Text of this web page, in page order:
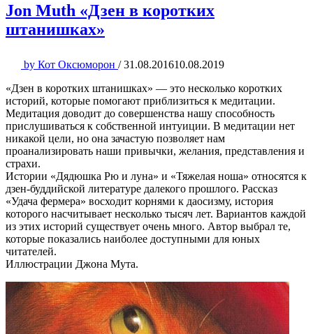
Jon Muth «Дзен в коротких
штанишках»
by Кот Оксюморон / 31.08.201610.08.2019
«Дзен в коротких штанишках» — это несколько коротких
историй, которые помогают приблизиться к медитации.
Медитация доводит до совершенства нашу способность
прислушиваться к собственной интуиции. В медитации нет
никакой цели, но она зачастую позволяет нам
проанализировать наши привычки, желания, представления и
страхи.
Истории «Дядюшка Рю и луна» и «Тяжелая ноша» относятся к
дзен-буддийской литературе далекого прошлого. Рассказ
«Удача фермера» восходит корнями к даосизму, история
которого насчитывает несколько тысяч лет. Вариантов каждой
из этих историй существует очень много. Автор выбрал те,
которые показались наиболее доступными для юных
читателей.
Иллюстрации Джона Мута.